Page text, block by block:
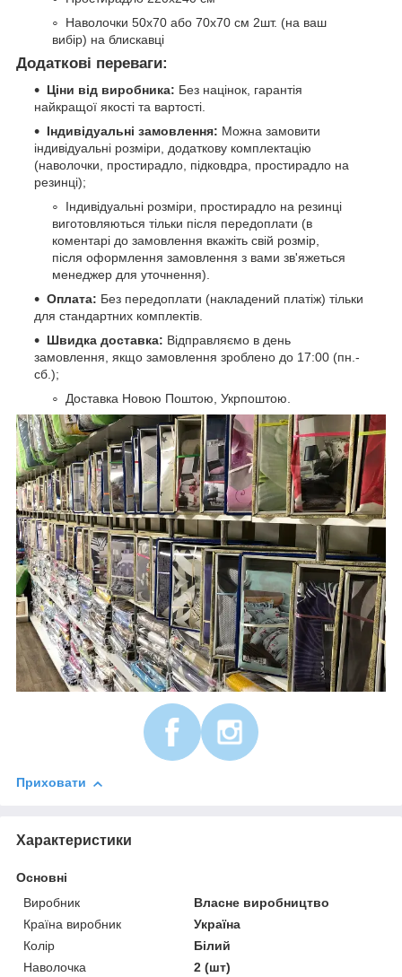
Наволочки 50х70 або 70х70 см 2шт. (на ваш
вибір) на блискавці
Додаткові переваги:
Ціни від виробника: Без націнок, гарантія
найкращої якості та вартості.
Індивідуальні замовлення: Можна замовити
індивідуальні розміри, додаткову комплектацію
(наволочки, простирадло, підковдра, простирадло на
резинці);
Індивідуальні розміри, простирадло на резинці
виготовляються тільки після передоплати (в
коментарі до замовлення вкажіть свій розмір,
після оформлення замовлення з вами зв'яжеться
менеджер для уточнення).
Оплата: Без передоплати (накладений платіж) тільки
для стандартних комплектів.
Швидка доставка: Відправляємо в день
замовлення, якщо замовлення зроблено до 17:00 (пн.-
сб.);
Доставка Новою Поштою, Укрпоштою.
Приховати
Характеристики
Основні
Виробник
Власне виробництво
Країна виробник
Україна
Колір
Білий
Наволочка
2 (шт)